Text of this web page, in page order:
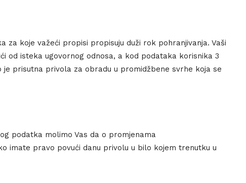
za koje važeći propisi propisuju duži rok pohranjivanja. Vaši
od isteka ugovornog odnosa, a kod podataka korisnika 3
prisutna privola za obradu u promidžbene svrhe koja se
podatka molimo Vas da o promjenama
imate pravo povući danu privolu u bilo kojem trenutku u